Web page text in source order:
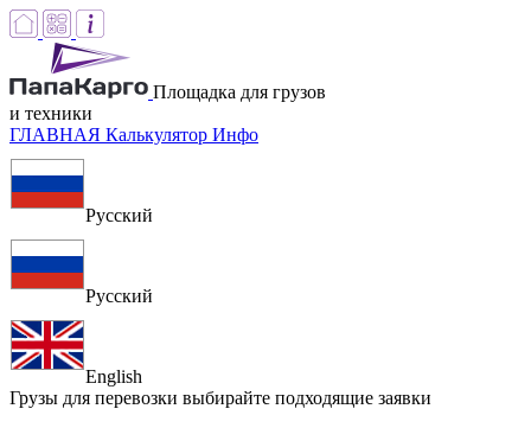
Площадка для грузов
и техники
ГЛАВНАЯ Калькулятор Инфо
Русский
Русский
English
Грузы для перевозки выбирайте подходящие заявки